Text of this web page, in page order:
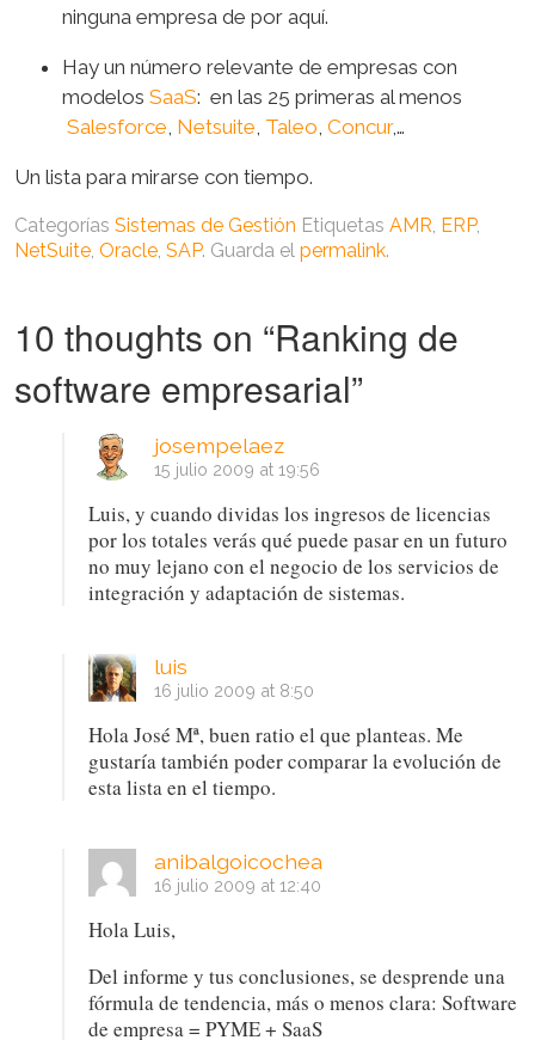
ninguna empresa de por aquí.
Hay un número relevante de empresas con
modelos SaaS: en las 25 primeras al menos
Salesforce Netsuite Taleo Concur,…
Un lista para mirarse con tiempo.
Categorías Sistemas de Gestión Etiquetas AMR ERP,
NetSuite, Oracle, SAP. Guarda el permalink.
10 thoughts on “Ranking de
software empresarial”
josempelaez
15 julio 2009 at 19:56
Luis, y cuando dividas los ingresos de licencias
por los totales verás qué puede pasar en un futuro
no muy lejano con el negocio de los servicios de
integración y adaptación de sistemas.
luis
16 julio 2009 at 8:50
Hola José Mª, buen ratio el que planteas. Me
gustaría también poder comparar la evolución de
esta lista en el tiempo.
anibalgoicochea
16 julio 2009 at 12:40
Hola Luis,
Del informe y tus conclusiones, se desprende una
fórmula de tendencia, más o menos clara: Software
de empresa = PYME + SaaS